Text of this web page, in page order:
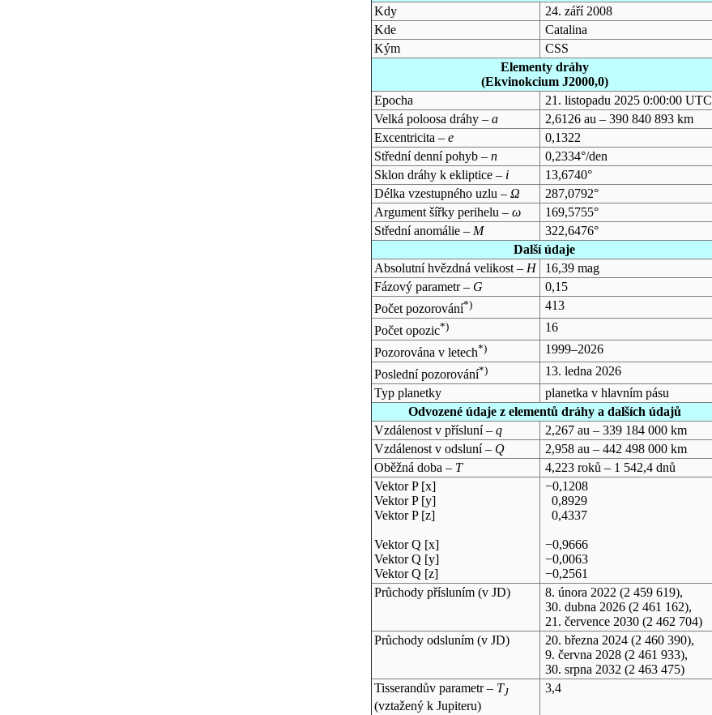
Kdy
24. září 2008
Kde
Catalina
Kým
CSS
Elementy dráhy
(Ekvinokcium J2000,0)
Epocha
21. listopadu 2025 0:00:00 UTC
Velká poloosa dráhy – a
2,6126 au – 390 840 893 km
Excentricita – e
0,1322
Střední denní pohyb – n
0,2334°/den
Sklon dráhy k ekliptice – i
13,6740°
Délka vzestupného uzlu – Ω
287,0792°
Argument šířky perihelu – ω
169,5755°
Střední anomálie – M
322,6476°
Další údaje
Absolutní hvězdná velikost – H
16,39 mag
Fázový parametr – G
0,15
Počet pozorování*)
413
Počet opozic*)
16
Pozorována v letech*)
1999–2026
Poslední pozorování*)
13. ledna 2026
Typ planetky
planetka v hlavním pásu
Odvozené údaje z elementů dráhy a dalších údajů
Vzdálenost v přísluní – q
2,267 au – 339 184 000 km
Vzdálenost v odsluní – Q
2,958 au – 442 498 000 km
Oběžná doba – T
4,223 roků – 1 542,4 dnů
Vektor P [x]
Vektor P [y]
Vektor P [z]
Vektor Q [x]
Vektor Q [y]
Vektor Q [z]
−0,1208
0,8929
0,4337
−0,9666
−0,0063
−0,2561
Průchody přísluním (v JD) 8. února 2022 (2 459 619),
30. dubna 2026(2 461 162),
21. července 2030(2 462 704)
Průchody odsluním (v JD) 20. března 2024(2 460 390),
9. června 2028(2 461 933),
30. srpna 2032 (2 463 475)
Tisserandův parametr – TJ
(vztažený k Jupiteru)
3,4